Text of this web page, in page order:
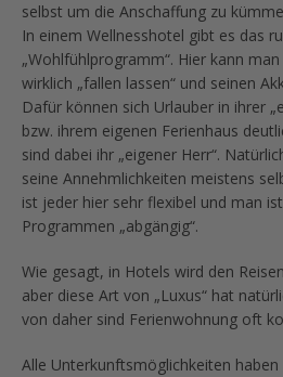
selbst um die Anschaffung zu
In einem Wellnesshotel gibt es das
„Wohlfühlprogramm“. Hier kann
wirklich „fallen lassen“ und seinen
Dafür können sich Urlauber in ihrer
bzw. ihrem eigenen Ferienhaus
sind dabei ihr „eigener Herr“.
seine Annehmlichkeiten meistens
ist jeder hier sehr flexibel und man
Programmen „abgängig“.
Wie gesagt, in Hotels wird den
aber diese Art von „Luxus“ hat
von daher sind Ferienwohnung oft
Alle Unterkunftsmöglichkeiten